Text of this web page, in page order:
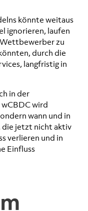
könnte weitaus
ignorieren, laufen
zu
durch die
langfristig in
in der
wird
wann und in
die jetzt nicht aktiv
verlieren und in
Einfluss